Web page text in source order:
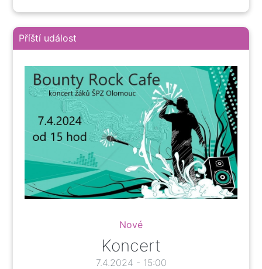
Příští událost
Nové
Koncert
7.4.2024 - 15:00